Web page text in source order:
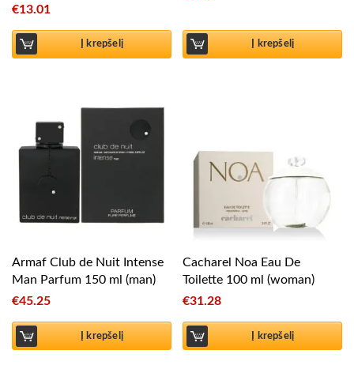
€13.01
Į krepšelį Į krepšelį
Armaf Club de Nuit Intense
Man Parfum 150 ml (man)
€45.25
Į krepšelį
Cacharel Noa Eau De
Toilette 100 ml (woman)
€31.28
Į krepšelį